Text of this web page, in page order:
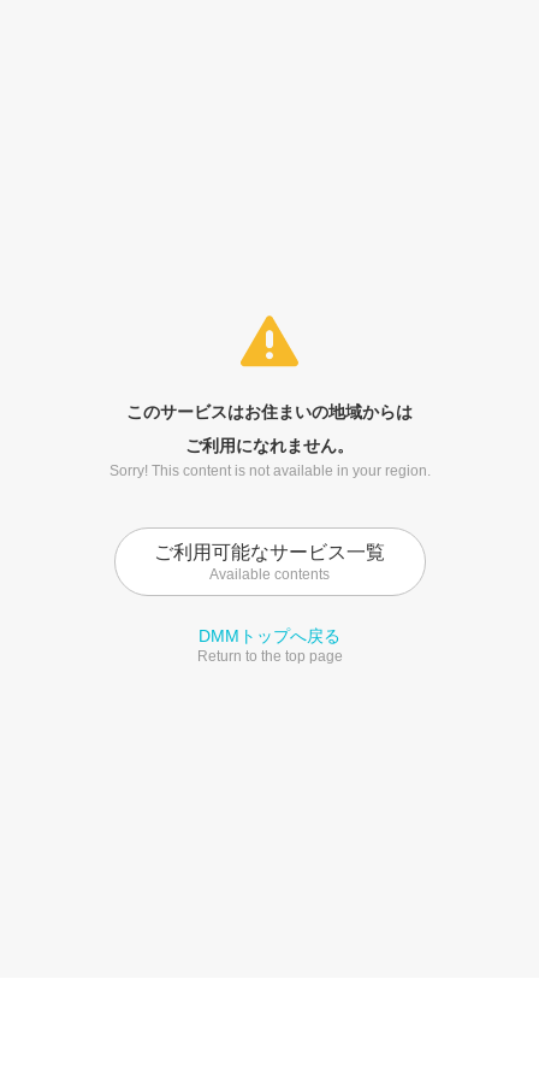
このサービスはお住まいの地域からは
ご利用になれません。
Sorry! This content is not available in your region.
ご利用可能なサービス一覧
Available contents
DMMトップへ戻る
Return to the top page